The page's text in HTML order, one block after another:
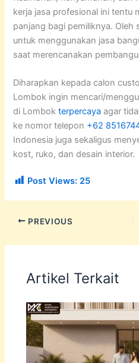
kerja jasa profesional ini tentu
panjang bagi pemiliknya. Oleh
untuk menggunakan jasa
saat merencanakan
Diharapkan kepada calon
Lombok ingin mencari/
di Lombokterpercaya agar
ke nomor telepon +62
Indonesia juga sekaligus
kost, ruko, dan desain interior.
Post Views: 25
PREVIOUS
Artikel Terkait